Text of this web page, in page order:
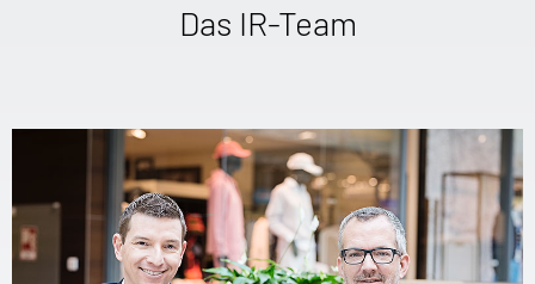
Das IR-Team